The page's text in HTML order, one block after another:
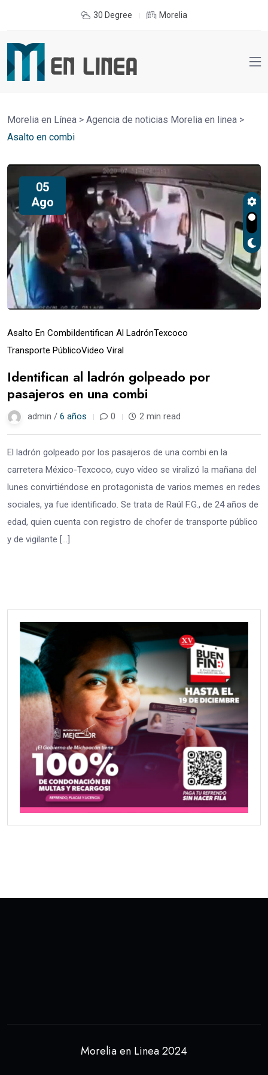
30 Degree Morelia
Morelia en Línea > Agencia de noticias Morelia en linea >
Asalto en combi
05
Ago
Asalto En CombiIdentifican Al LadrónTexcoco
Transporte PúblicoVideo Viral
Identifican al ladrón golpeado por
pasajeros en una combi
admin / 6 años 0 2 min read
El ladrón golpeado por los pasajeros de una combi en la
carretera México-Texcoco, cuyo vídeo se viralizó la mañana del
lunes convirtiéndose en protagonista de varios memes en redes
sociales, ya fue identificado. Se trata de Raúl F.G., de 24 años de
edad, quien cuenta con registro de chofer de transporte público
y de vigilante […]
Morelia en Linea 2024